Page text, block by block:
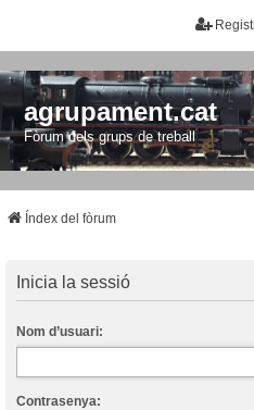
agrupament.cat
Fòrum dels grups de treball
Índex del fòrum
Inicia la sessió
Nom d’usuari:
Contrasenya: